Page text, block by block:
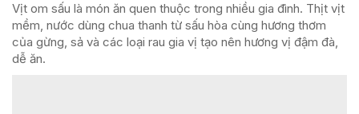
Vịt om sấu là món ăn quen thuộc trong nhiều gia đình. Thịt vịt
mềm, nước dùng chua thanh từ sấu hòa cùng hương thơm
của gừng, sả và các loại rau gia vị tạo nên hương vị đậm đà,
dễ ăn.